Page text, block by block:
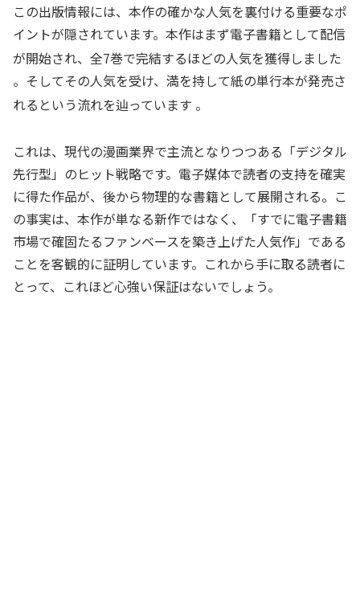
この出版情報には、本作の確かな人気を裏付ける重要なポ
イントが隠されています。本作はまず電子書籍として配信
が開始され、全7巻で完結するほどの人気を獲得しました
。そしてその人気を受け、満を持して紙の単行本が発売さ
れるという流れを辿っています 。
これは、現代の漫画業界で主流となりつつある「デジタル
先行型」のヒット戦略です。電子媒体で読者の支持を確実
に得た作品が、後から物理的な書籍として展開される。こ
の事実は、本作が単なる新作ではなく、「すでに電子書籍
市場で確固たるファンベースを築き上げた人気作」である
ことを客観的に証明しています。これから手に取る読者に
とって、これほど心強い保証はないでしょう。